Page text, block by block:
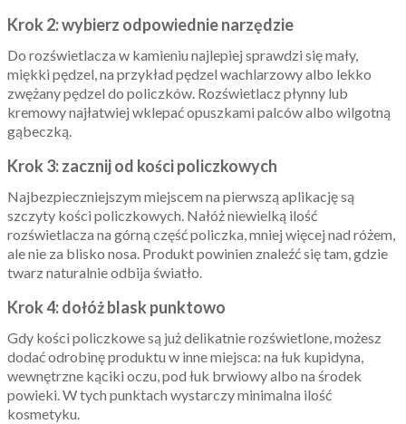
Krok 2: wybierz odpowiednie narzędzie
Do rozświetlacza w kamieniu najlepiej sprawdzi się mały,
miękki pędzel, na przykład pędzel wachlarzowy albo lekko
zwężany pędzel do policzków. Rozświetlacz płynny lub
kremowy najłatwiej wklepać opuszkami palców albo wilgotną
gąbeczką.
Krok 3: zacznij od kości policzkowych
Najbezpieczniejszym miejscem na pierwszą aplikację są
szczyty kości policzkowych. Nałóż niewielką ilość
rozświetlacza na górną część policzka, mniej więcej nad różem,
ale nie za blisko nosa. Produkt powinien znaleźć się tam, gdzie
twarz naturalnie odbija światło.
Krok 4: dołóż blask punktowo
Gdy kości policzkowe są już delikatnie rozświetlone, możesz
dodać odrobinę produktu w inne miejsca: na łuk kupidyna,
wewnętrzne kąciki oczu, pod łuk brwiowy albo na środek
powieki. W tych punktach wystarczy minimalna ilość
kosmetyku.